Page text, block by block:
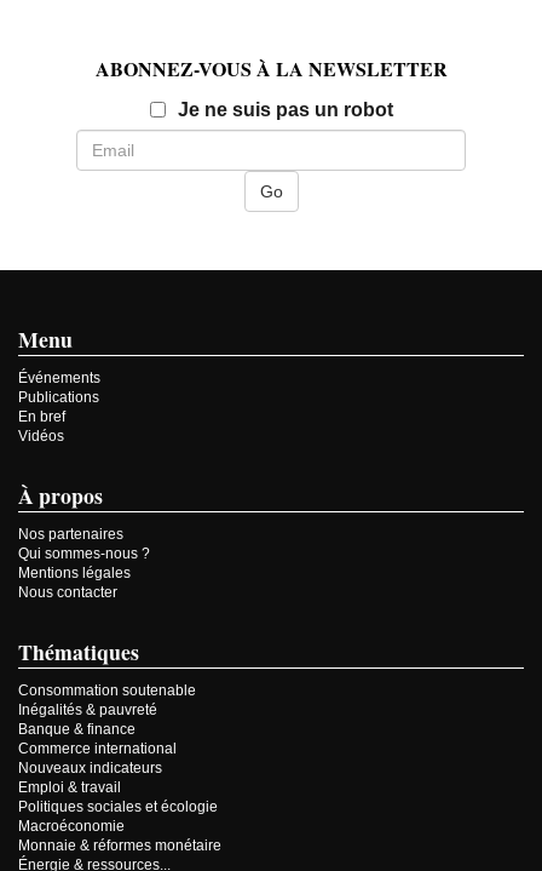
ABONNEZ-VOUS À LA NEWSLETTER
Je ne suis pas un robotEmail
Menu
Événements
Publications
En bref
Vidéos
À propos
Nos partenaires
Qui sommes-nous ?
Mentions légales
Nous contacter
Thématiques
Consommation soutenable
Inégalités & pauvreté
Banque & finance
Commerce international
Nouveaux indicateurs
Emploi & travail
Politiques sociales et écologie
Macroéconomie
Monnaie & réformes monétaire
Énergie & ressources...